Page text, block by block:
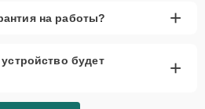
на работы? +
будет
+